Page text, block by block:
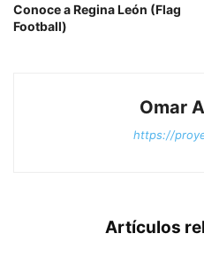
Conoce a Regina León (Flag
Football)
Omar
https://
Artículos